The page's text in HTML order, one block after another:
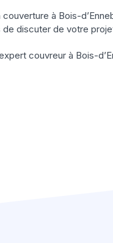
à Bois-
de discuter de votre
couvreur à Bois-